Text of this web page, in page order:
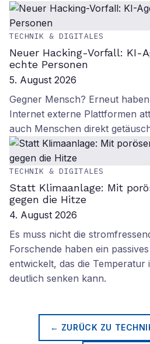
TECHNIK & DIGITALES
Neuer Hacking-Vorfall: KI-
echte Personen
5. August 2026
Gegner Mensch? Erneut
Internet externe Plattformen
auch Menschen direkt
TECHNIK & DIGITALES
Statt Klimaanlage: Mit
gegen die Hitze
4. August 2026
Es muss nicht die
Forschende haben ein
entwickelt, das die Temperatur
deutlich senken kann.
← ZURÜCK ZU